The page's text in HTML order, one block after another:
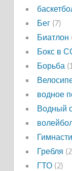
Бег(7)
Биатлон
Бокс в
Борьба
водное
Водный
Гребля
ГТО(2)